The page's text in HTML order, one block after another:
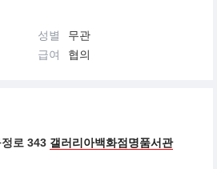
성별
무관
급여 협의
정로 343 갤러리아백화점명품서관